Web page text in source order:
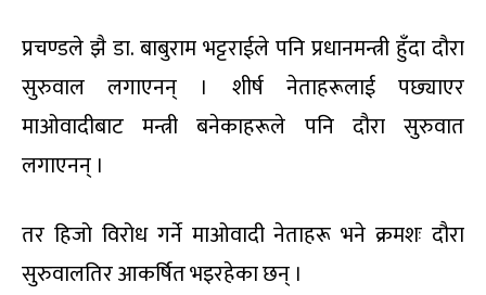
प्रचण्डले झै डा. बाबुराम भट्टराईले पनि प्रधानमन्त्री हुँदा दौरा
सुरुवाल लगाएनन् । शीर्ष नेताहरूलाई पछ्याएर
माओवादीबाट मन्त्री बनेकाहरूले पनि दौरा सुरुवात
लगाएनन् ।
तर हिजो विरोध गर्ने माओवादी नेताहरू भने क्रमशः दौरा
सुरुवालतिर आकर्षित भइरहेका छन् ।